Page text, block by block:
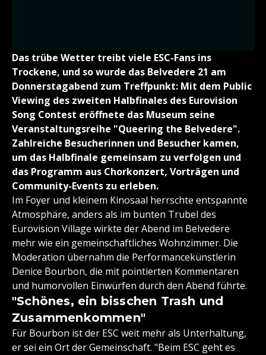
Das trübe Wetter treibt viele ESC-Fans ins
Trockene, und so wurde das Belvedere 21 am
Donnerstagabend zum Treffpunkt: Mit dem Public
Viewing des zweiten Halbfinales des Eurovision
Song Contest eröffnete das Museum seine
Veranstaltungsreihe "Queering the Belvedere".
Zahlreiche Besucherinnen und Besucher kamen,
um das Halbfinale gemeinsam zu verfolgen und
das Programm aus Chorkonzert, Vorträgen und
Community-Events zu erleben.
Im Foyer und kleinem Kinosaal herrschte entspannte
Atmosphäre, anders als im bunten Trubel des
Eurovision Village wirkte der Abend im Belvedere
mehr wie ein gemeinschaftliches Wohnzimmer. Die
Moderation übernahm die Performancekünstlerin
Denice Bourbon, die mit pointierten Kommentaren
und humorvollen Einwürfen durch den Abend führte.
"Schönes, ein bisschen Trash und
Zusammenkommen"
Für Bourbon ist der ESC weit mehr als Unterhaltung,
er sei ein Ort der Gemeinschaft. "Beim ESC geht es